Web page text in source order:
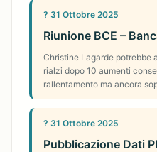
? 31 Ottobre 2025
Riunione BCE –
Christine Lagarde potrebbe
rialzi dopo 10 aumenti
rallentamento ma ancora
? 31 Ottobre 2025
Pubblicazione Dati